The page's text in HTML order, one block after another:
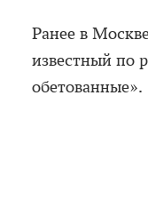
Ранее в
известный по
обетованные».